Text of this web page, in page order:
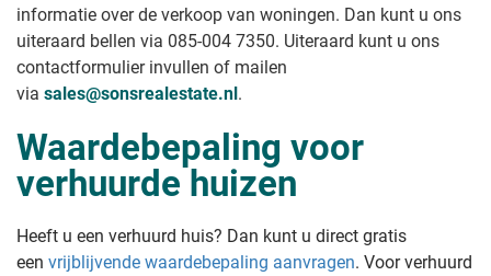
informatie over de verkoop van woningen. Dan kunt u ons
uiteraard bellen via 085-004 7350. Uiteraard kunt u ons
contactformulier invullen of mailen
via sales@sonsrealestate.nl.
Waardebepaling voor
verhuurde huizen
Heeft u een verhuurd huis? Dan kunt u direct gratis
een vrijblijvende waardebepaling aanvragen. Voor verhuurd